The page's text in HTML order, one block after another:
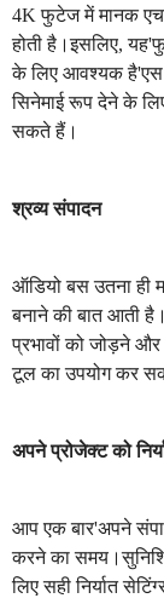
4K फुटेज में मानक
होती है।इसलिए,
के लिए आवश्यक
सिनेमाई रूप देने के
सकते हैं।
श्रव्य संपादन
ऑडियो बस उतना ही
बनाने की बात आती
प्रभावों को जोड़ने
टूल का उपयोग कर
अपने प्रोजेक्ट को
आप एक बार'अपने
करने का
लिए सही निर्यात